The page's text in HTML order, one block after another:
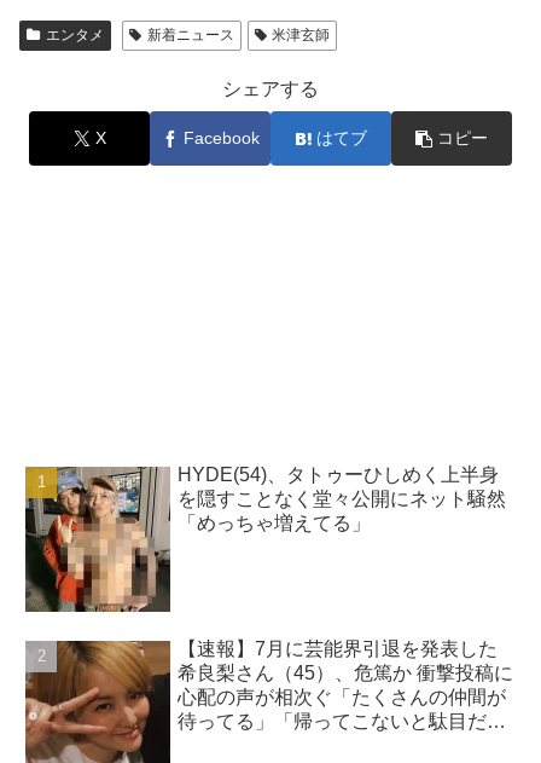
エンタメ 新着ニュース 米津玄師
シェアする
X Facebook はてブ コピー
HYDE(54)、タトゥーひしめく上半身
を隠すことなく堂々公開にネット騒然
「めっちゃ増えてる」
【速報】7月に芸能界引退を発表した
希良梨さん（45）、危篤か 衝撃投稿に
心配の声が相次ぐ「たくさんの仲間が
待ってる」「帰ってこないと駄目だ